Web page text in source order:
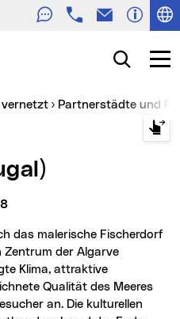
TelefonE-Mail
Suche
vernetzt Partnerstädte und
der Algarve
Klima, attraktive
Qualität des Meeres
an. Die kulturellen